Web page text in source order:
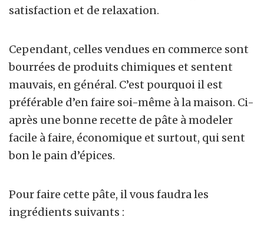
satisfaction et de relaxation.
Cependant, celles vendues en commerce sont
bourrées de produits chimiques et sentent
mauvais, en général. C’est pourquoi il est
préférable d’en faire soi-même à la maison. Ci-
après une bonne recette de pâte à modeler
facile à faire, économique et surtout, qui sent
bon le pain d’épices.
Pour faire cette pâte, il vous faudra les
ingrédients suivants :